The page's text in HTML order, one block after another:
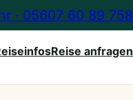
· 05607 60 89 758
Reise anfragen